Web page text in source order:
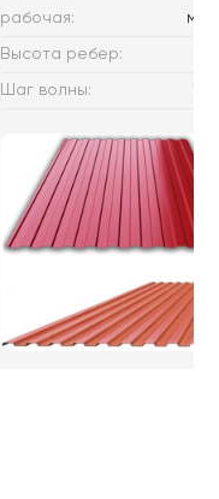
рабочая:
мм
Высота ребер:
Шаг волны: